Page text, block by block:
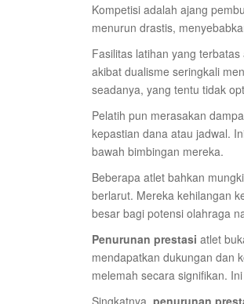
Kompetisi adalah ajang
menurun drastis,
Fasilitas latihan yang
akibat dualisme seringkali
seadanya, yang tentu tidak
Pelatih pun merasakan
kepastian dana atau jadwal.
bawah bimbingan mereka.
Beberapa atlet bahkan
berlarut. Mereka kehilangan
besar bagi potensi olahraga
Penurunan prestasi atlet
mendapatkan dukungan dan
melemah secara signifikan.
Singkatnya, penurunan